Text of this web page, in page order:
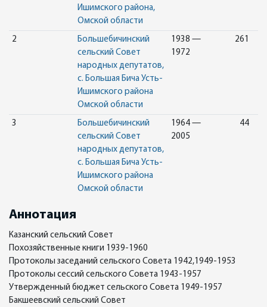
Ишимского района,
Омской области
2
Большебичинский
сельский Совет
народных депутатов,
с. Большая Бича Усть-
Ишимского района
Омской области
1938 —
1972
261
3
Большебичинский
сельский Совет
народных депутатов,
с. Большая Бича Усть-
Ишимского района
Омской области
1964 —
2005
44
Аннотация
Казанский сельский Совет
Похозяйственные книги 1939-1960
Протоколы заседаний сельского Совета 1942,1949-1953
Протоколы сессий сельского Совета 1943-1957
Утвержденный бюджет сельского Совета 1949-1957
Бакшеевский сельский Совет